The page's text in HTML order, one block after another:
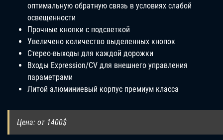
оптимальную обратную связь в условиях слабой
освещенности
Прочные кнопки с подсветкой
Увеличено количество выделенных кнопок
Стерео-выходы для каждой дорожки
Входы Expression/CV для внешнего управления
параметрами
Литой алюминиевый корпус премиум класса
Цена: от 1400$